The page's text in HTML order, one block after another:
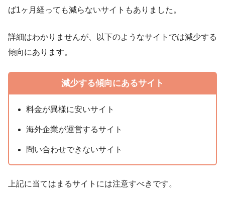
ば1ヶ月経っても減らないサイトもありました。
詳細はわかりませんが、以下のようなサイトでは減少する
傾向にあります。
減少する傾向にあるサイト
料金が異様に安いサイト
海外企業が運営するサイト
問い合わせできないサイト
上記に当てはまるサイトには注意すべきです。